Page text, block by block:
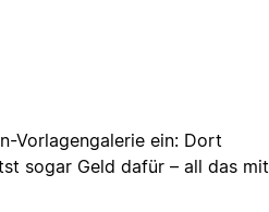
Vorlagengalerie ein: Dort
sogar Geld dafür – all das mit